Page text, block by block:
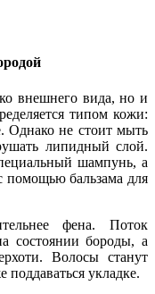
внешнего вида, но и
типом кожи:
Однако не стоит мыть
липидный слой.
шампунь, а
помощью бальзама для
фена. Поток
состоянии бороды, а
Волосы станут
укладке.